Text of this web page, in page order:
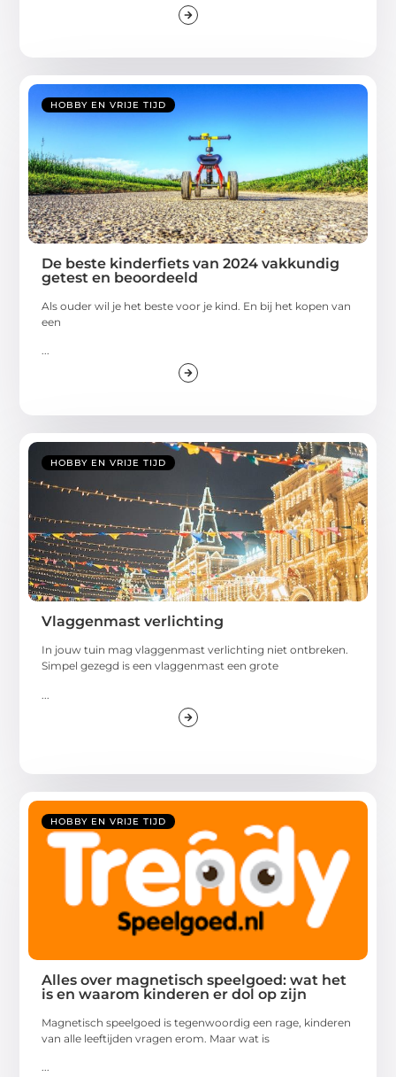
HOBBY EN VRIJE TIJD
De beste kinderfiets van 2024 vakkundig
getest en beoordeeld
Als ouder wil je het beste voor je kind. En bij het kopen van
een
...
HOBBY EN VRIJE TIJD
Vlaggenmast verlichting
In jouw tuin mag vlaggenmast verlichting niet ontbreken.
Simpel gezegd is een vlaggenmast een grote
HOBBY EN VRIJE TIJD
Alles over magnetisch speelgoed: wat het
is en waarom kinderen er dol op zijn
Magnetisch speelgoed is tegenwoordig een rage, kinderen
van alle leeftijden vragen erom. Maar wat is
...